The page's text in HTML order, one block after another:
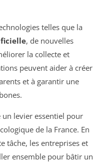
telles que la
, de nouvelles
la collecte et
peuvent aider à créer
et à garantir une
levier essentiel pour
de la France. En
tâche, les entreprises et
ensemble pour bâtir un